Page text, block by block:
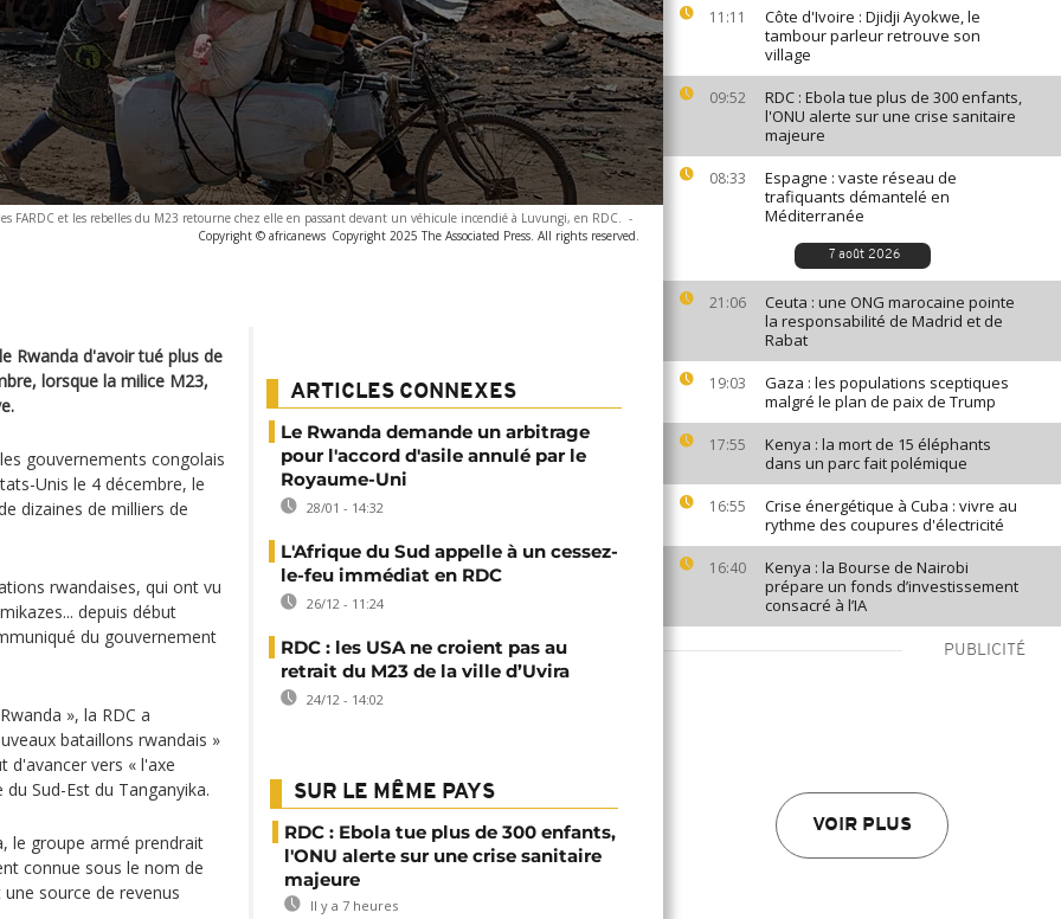
11:11
Côte d'Ivoire : Djidji Ayokwe, le
tambour parleur retrouve son
village
09:52
RDC : Ebola tue plus de 300 enfants,
l'ONU alerte sur une crise sanitaire
majeure
08:33
Espagne : vaste réseau de
trafiquants démantelé en
Méditerranée
7 août 2026
21:06
Ceuta : une ONG marocaine pointe
la responsabilité de Madrid et de
Rabat
19:03
Gaza : les populations sceptiques
malgré le plan de paix de Trump
17:55
Kenya : la mort de 15 éléphants
dans un parc fait polémique
16:55
Crise énergétique à Cuba : vivre au
rythme des coupures d'électricité
16:40
Kenya : la Bourse de Nairobi
prépare un fonds d’investissement
consacré à l’IA
PUBLICITÉ
VOIR PLUS
FARDC et les rebelles du M23 retourne chez elle en passant devant un véhicule incendié à Luvungi, en RDC. -
Copyright © africanews Copyright 2025 The Associated Press. All rights reserved.
Rwanda d'avoir tué plus de
lorsque la milice M23,
gouvernements congolais
Unis le 4 décembre, le
dizaines de milliers de
rwandaises, qui ont vu
depuis début
du gouvernement
», la RDC a
bataillons rwandais »
d'avancer vers « l'axe
Sud-Est du Tanganyika.
le groupe armé prendrait
connue sous le nom de
source de revenus
ARTICLES CONNEXES
Le Rwanda demande un arbitrage
pour l'accord d'asile annulé par le
Royaume-Uni
28/01 - 14:32
L'Afrique du Sud appelle à un cessez-
le-feu immédiat en RDC
26/12 - 11:24
RDC : les USA ne croient pas au
retrait du M23 de la ville d’Uvira
24/12 - 14:02
SUR LE MÊME PAYS
RDC : Ebola tue plus de 300 enfants,
l'ONU alerte sur une crise sanitaire
majeure
Il y a 7 heures